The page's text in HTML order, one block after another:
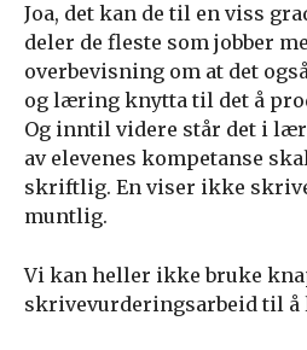
Joa, det kan de til en viss
deler de fleste som jobber
overbevisning om at det
og læring knytta til det å
Og inntil videre står det i
av elevenes kompetanse
skriftlig. En viser ikke
muntlig.
Vi kan heller ikke bruke
skrivevurderingsarbeid til